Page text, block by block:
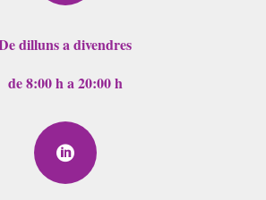
dilluns a divendres
de 8:00 h a 20:00 h
